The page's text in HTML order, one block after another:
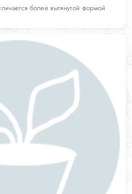
более вытянутой формой